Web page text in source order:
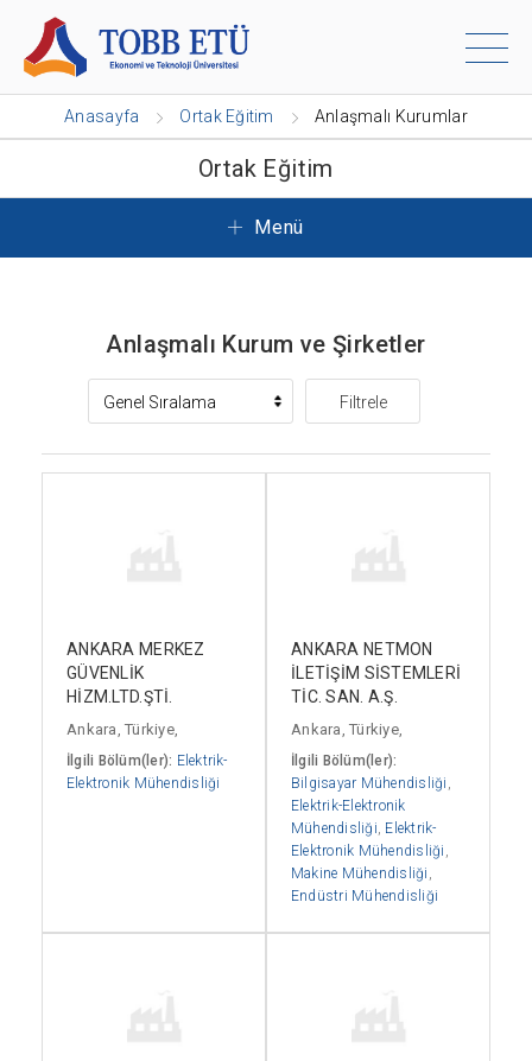
Anasayfa Ortak Eğitim Anlaşmalı Kurumlar
Ortak Eğitim
Menü
Anlaşmalı Kurum ve Şirketler
Filtrele
ANKARA MERKEZ
GÜVENLİK
HİZM.LTD.ŞTİ.
Ankara, Türkiye,
İlgili Bölüm(ler): Elektrik-
Elektronik Mühendisliği
ANKARA NETMON
İLETİŞİM SİSTEMLERİ
TİC. SAN. A.Ş.
Ankara, Türkiye,
İlgili Bölüm(ler):
Bilgisayar Mühendisliği ,
Elektrik-Elektronik
Mühendisliği, Elektrik-
Elektronik Mühendisliği ,
Makine Mühendisliği ,
Endüstri Mühendisliği